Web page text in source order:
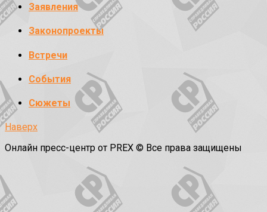
Заявления
Законопроекты
Встречи
События
Сюжеты
Наверх
Онлайн пресс-центр от PREX © Все права защищены